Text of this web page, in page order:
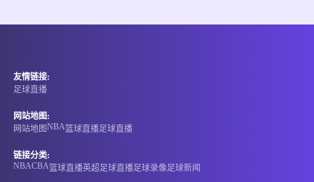
海利斯联女足
-
友情链接:
足球直播
网站地图:
网站地图NBA篮球直播足球直播
链接分类:
NBACBA篮球直播英超 足球直播足球录像 足球新闻